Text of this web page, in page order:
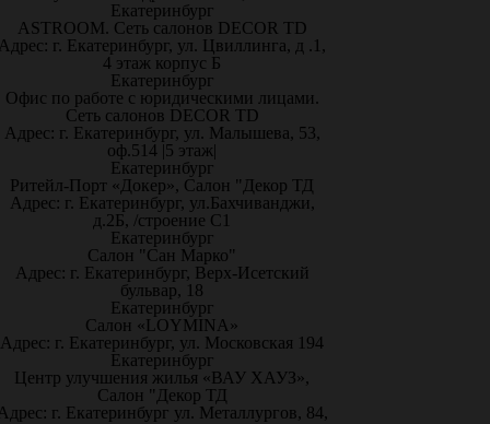
Екатеринбург
ASTROOM. Сеть салонов DECOR TD
г. Екатеринбург, ул. Цвиллинга, д .1,
4 этаж корпус Б
Екатеринбург
Офис по работе с юридическими лицами.
Сеть салонов DECOR TD
Адрес: г. Екатеринбург, ул. Малышева, 53,
оф.514 |5 этаж|
Екатеринбург
Ритейл-Порт «Докер», Салон "Декор ТД
Адрес: г. Екатеринбург, ул.Бахчиванджи,
д.2Б, /строение С1
Екатеринбург
Салон "Сан Марко"
Адрес: г. Екатеринбург, Верх-Исетский
бульвар, 18
Екатеринбург
Салон «LOYMINA»
Адрес: г. Екатеринбург, ул. Московская 194
Екатеринбург
Центр улучшения жилья «ВАУ ХАУЗ»,
Салон "Декор ТД
г. Екатеринбург ул. Металлургов, 84,